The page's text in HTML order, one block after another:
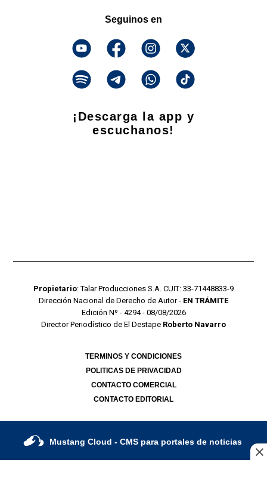
Seguinos en
¡Descarga la app y
escuchanos!
Propietario: Talar Producciones S.A. CUIT: 33-71448833-9
Dirección Nacional de Derecho de Autor - EN TRÁMITE
Edición Nº - 4294 - 08/08/2026
Director Periodístico de El Destape Roberto Navarro
TERMINOS Y CONDICIONES
POLITICAS DE PRIVACIDAD
CONTACTO COMERCIAL
CONTACTO EDITORIAL
Mustang Cloud - CMS para portales de noticias